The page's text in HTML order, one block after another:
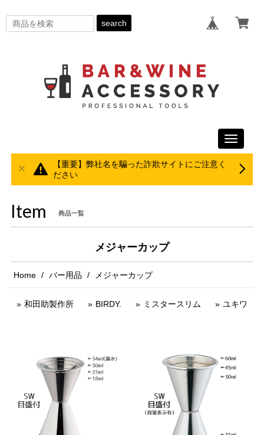
search
Toggle
【重要】弊社名を騙った詐欺サイトにご注意く
ださい
Item 商品一覧
メジャーカップ
Home バー用品 メジャーカップ
和田助製作所 BIRDY. ミスタースリム ユキワ